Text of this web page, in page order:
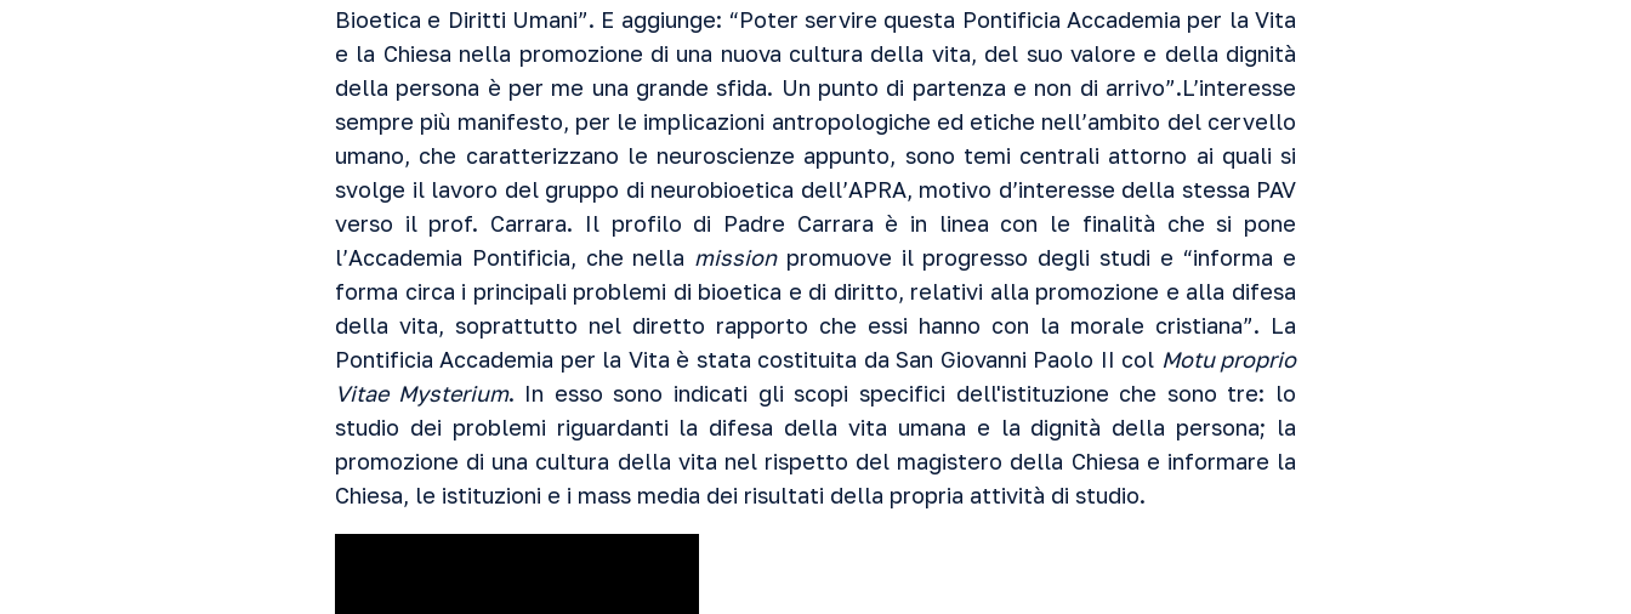
Bioetica e Diritti Umani”. E aggiunge: “Poter servire questa Pontificia Accademia per la Vita
e la Chiesa nella promozione di una nuova cultura della vita, del suo valore e della dignità
della persona è per me una grande sfida. Un punto di partenza e non di arrivo”.L’interesse
sempre più manifesto, per le implicazioni antropologiche ed etiche nell’ambito del cervello
umano, che caratterizzano le neuroscienze appunto, sono temi centrali attorno ai quali si
svolge il lavoro del gruppo di neurobioetica dell’APRA, motivo d’interesse della stessa PAV
verso il prof. Carrara. Il profilo di Padre Carrara è in linea con le finalità che si pone
l’Accademia Pontificia, che nella missionpromuove il progresso degli studi e “informa e
forma circa i principali problemi di bioetica e di diritto, relativi alla promozione e alla difesa
della vita, soprattutto nel diretto rapporto che essi hanno con la morale cristiana”. La
Pontificia Accademia per la Vita è stata costituita da San Giovanni Paolo II col Motu proprio
Vitae Mysterium. In esso sono indicati gli scopi specifici dell'istituzione che sono tre: lo
studio dei problemi riguardanti la difesa della vita umana e la dignità della persona; la
promozione di una cultura della vita nel rispetto del magistero della Chiesa e informare la
Chiesa, le istituzioni e i mass media dei risultati della propria attività di studio.